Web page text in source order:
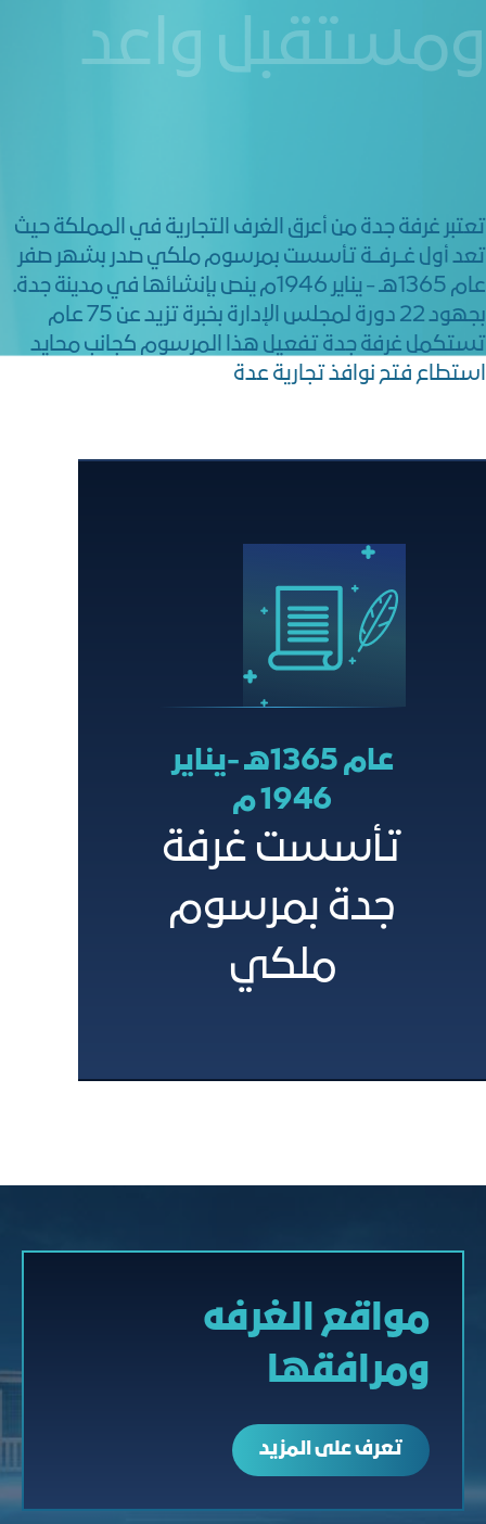
ومستقبل واعد
تعتبر غرفة جدة من أعرق الغرف التجارية في المملكة حيث
تعد أول غــرفــة تأسست بمرسوم ملكي صدر بشهر صفر
عام 1365هـ - يناير 1946م ينص بإنشائها في مدينة جدة.
بجهود 22 دورة لمجلس الإدارة بخبرة تزيد عن 75 عام
تستكمل غرفة جدة تفعيل هذا المرسوم كجانب محايد
استطاع فتح نوافذ تجارية عدة
عام 1365هـ -يناير
1946 م
تأسست غرفة
جدة بمرسوم
ملكي
مواقع الغرفه
ومرافقها
تعرف على المزيد